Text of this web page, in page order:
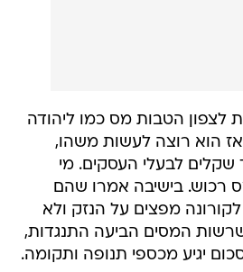
לצפון הטבות מס כמו ליהודה
אז הוא רוצה לעשות משהו,
שקלים לבעלי העסקים. מי
רכוש. בישיבה אמרו שהם
לקורונה מפצים על הנזק ולא
המסים הביעה התנגדות,
יגיע מכספי תנופה ותקומה.